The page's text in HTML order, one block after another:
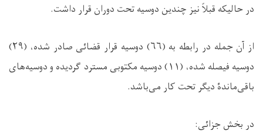
در حالیکه قبلاً نیز چندین دوسیه تحت دوران قرار داشت.
از آن جمله در رابطه به (۶۶) دوسیه قرار قضائی صادر شده، (۲۹)
دوسیه فیصله شده، (۱۱) دوسيه مکتوبی مسترد گردیده و دوسیه‌های
باقی‌ماندۀ دیگر تحت کار می‌باشد.
در بخش جزائی: